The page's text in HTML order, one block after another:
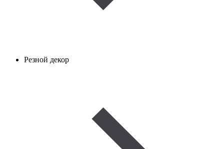
Резной декор